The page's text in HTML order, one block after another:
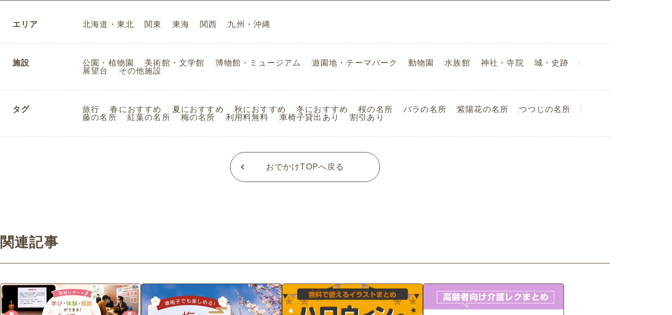
エリア 北海道・東北 関東 東海 関西 九州・沖縄
施設 公園・植物園 美術館・文学館 博物館・ミュージアム 遊園地・テーマパーク 動物園 水族館 神社・寺院
城・史跡
展望台
その他施設
タグ 旅行 春におすすめ 夏におすすめ 秋におすすめ 冬におすすめ 桜の名所 バラの名所 紫陽花の名所
つつじの名所
藤の名所
紅葉の名所 梅の名所 利用料無料 車椅子貸出あり 割引あり
おでかけTOPへ戻る
関連記事